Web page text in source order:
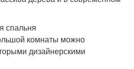
спальня
комнаты можно
дизайнерскими